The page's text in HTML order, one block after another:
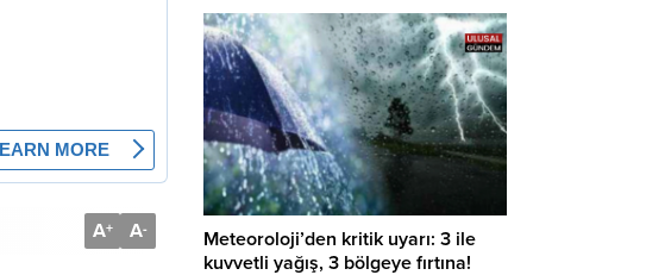
A+ A-
beşli çetelerle mücadeleden Aile
Destekleri Sigortası’na kadar birçok kritik
konuda sert ve net mesajlar verdi. Haber
Merkezi – CHP Genel Başkanı Kemal
Kılıçdaroğlu, Rauf Denktaş Kültür
Merkezi’nde gerçekleştirilen ve yeni
üyelere rozetlerinin takıldığı...
Meteoroloji’den kritik uyarı: 3 ile
kuvvetli yağış, 3 bölgeye fırtına!